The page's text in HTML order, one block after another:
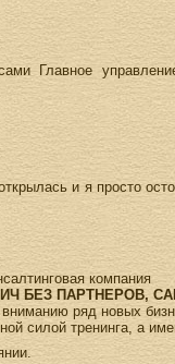
Главное
и я просто
компания
БЕЗ ПАРТНЕРОВ,
ряд новых
силой тренинга, а